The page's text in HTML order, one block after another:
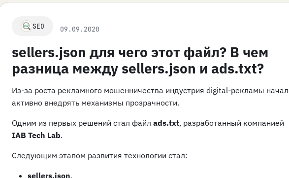
SEO 09.09.2020
sellers.json для чего этот файл? В чем
разница между sellers.json и ads.txt?
Из-за роста рекламного мошенничества индустрия digital-рекламы
активно внедрять механизмы прозрачности.
Одним из первых решений стал файл ads.txt, разработанный компанией
IAB Tech Lab.
Следующим этапом развития технологии стал:
sellers.json.